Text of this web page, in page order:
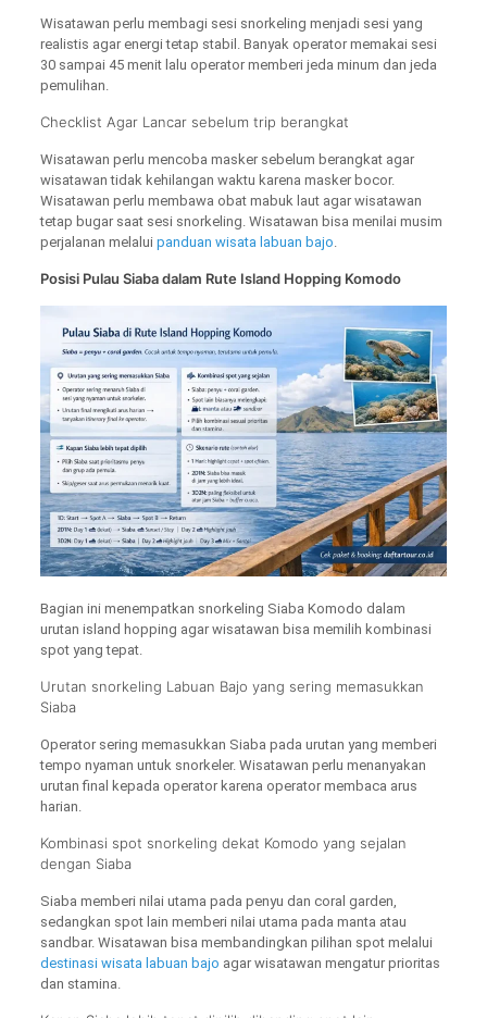
Wisatawan perlu membagi sesi snorkeling menjadi sesi yang
realistis agar energi tetap stabil. Banyak operator memakai sesi
30 sampai 45 menit lalu operator memberi jeda minum dan jeda
pemulihan.
Checklist Agar Lancar sebelum trip berangkat
Wisatawan perlu mencoba masker sebelum berangkat agar
wisatawan tidak kehilangan waktu karena masker bocor.
Wisatawan perlu membawa obat mabuk laut agar wisatawan
tetap bugar saat sesi snorkeling. Wisatawan bisa menilai musim
perjalanan melalui panduan wisata labuan bajo
Posisi Pulau Siaba dalam Rute Island Hopping Komodo
Bagian ini menempatkan snorkeling Siaba Komodo dalam
urutan island hopping agar wisatawan bisa memilih kombinasi
spot yang tepat.
Urutan snorkeling Labuan Bajo yang sering memasukkan
Siaba
Operator sering memasukkan Siaba pada urutan yang memberi
tempo nyaman untuk snorkeler. Wisatawan perlu menanyakan
urutan final kepada operator karena operator membaca arus
harian.
Kombinasi spot snorkeling dekat Komodo yang sejalan
dengan Siaba
Siaba memberi nilai utama pada penyu dan coral garden,
sedangkan spot lain memberi nilai utama pada manta atau
sandbar. Wisatawan bisa membandingkan pilihan spot melalui
destinasi wisata labuan bajo agar wisatawan mengatur prioritas
dan stamina.